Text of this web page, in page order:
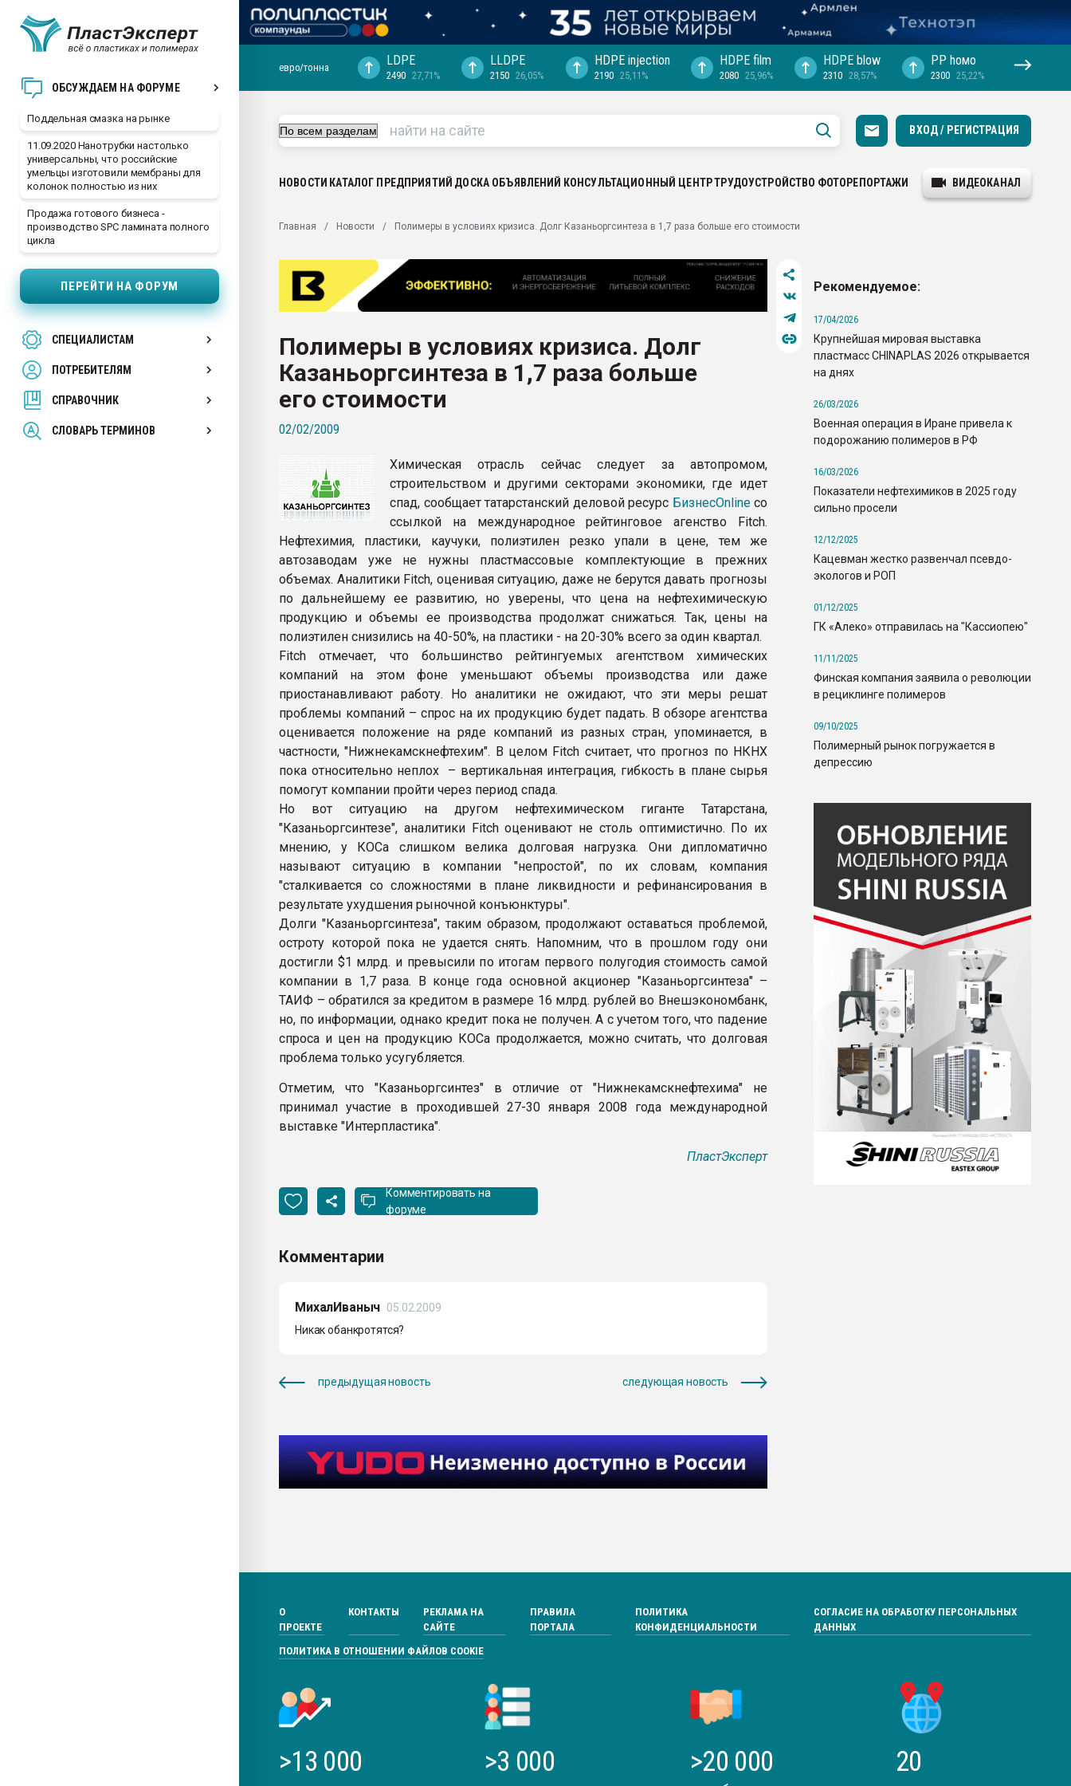
ОБСУЖДАЕМ НА ФОРУМЕ
Поддельная смазка на рынке
11.09.2020 Нанотрубки настолько
универсальны, что российские
умельцы изготовили мембраны для
колонок полностью из них
Продажа готового бизнеса -
производство SPC ламината полного
цикла
ПЕРЕЙТИ НА ФОРУМ
СПЕЦИАЛИСТАМ
ПОТРЕБИТЕЛЯМ
СПРАВОЧНИК
СЛОВАРЬ ТЕРМИНОВ
ближайшее подмосковье, с.-в.
Подмосковье, Москва
первый план в переработке
28.07.2026 "Технониколь" довольна
Всё, что касается выдува ПЭТ
Материал поверхности пуансона для
Продам отходы Композиция
поликарбоната и АБС-пластика
Armaloy PC/ABS-1IM черный цвет
евро/тонна LDPE
2490 27,71%
LLDPE
2150 26,05%
HDPE injection
2190 25,11%
HDPE film
2080 25,96%
HDPE blow
2310 28,57%
PP hомо
2300 25,22%
ВХОД / РЕГИСТРАЦИЯ
НОВОСТИ КАТАЛОГ ПРЕДПРИЯТИЙ ДОСКА ОБЪЯВЛЕНИЙ КОНСУЛЬТАЦИОННЫЙ ЦЕНТРТРУДОУСТРОЙСТВО ФОТОРЕПОРТАЖИ ВИДЕОКАНАЛ
Главная Новости Полимеры в условиях кризиса. Долг Казаньоргсинтеза в 1,7 раза больше его стоимости
Полимеры в условиях кризиса. Долг
Казаньоргсинтеза в 1,7 раза больше
его стоимости
02/02/2009
Химическая отрасль сейчас следует за автопромом,
строительством и другими секторами экономики, где идет
спад, сообщает татарстанский деловой ресурс БизнесOnlineсо
ссылкой на международное рейтинговое агенство Fitch.
Нефтехимия, пластики, каучуки, полиэтилен резко упали в цене, тем же
автозаводам уже не нужны пластмассовые комплектующие в прежних
объемах. Аналитики Fitch, оценивая ситуацию, даже не берутся давать прогнозы
по дальнейшему ее развитию, но уверены, что цена на нефтехимическую
продукцию и объемы ее производства продолжат снижаться. Так, цены на
полиэтилен снизились на 40-50%, на пластики - на 20-30% всего за один квартал.
Fitch отмечает, что большинство рейтингуемых агентством химических
компаний на этом фоне уменьшают объемы производства или даже
приостанавливают работу. Но аналитики не ожидают, что эти меры решат
проблемы компаний – спрос на их продукцию будет падать. В обзоре агентства
оценивается положение на ряде компаний из разных стран, упоминается, в
частности, "Нижнекамскнефтехим". В целом Fitch считает, что прогноз по НКНХ
пока относительно неплох – вертикальная интеграция, гибкость в плане сырья
помогут компании пройти через период спада.
Но вот ситуацию на другом нефтехимическом гиганте Татарстана,
"Казаньоргсинтезе", аналитики Fitch оценивают не столь оптимистично. По их
мнению, у КОСа слишком велика долговая нагрузка. Они дипломатично
называют ситуацию в компании "непростой", по их словам, компания
"сталкивается со сложностями в плане ликвидности и рефинансирования в
результате ухудшения рыночной конъюнктуры".
Долги "Казаньоргсинтеза", таким образом, продолжают оставаться проблемой,
остроту которой пока не удается снять. Напомним, что в прошлом году они
достигли $1 млрд. и превысили по итогам первого полугодия стоимость самой
компании в 1,7 раза. В конце года основной акционер "Казаньоргсинтеза" –
ТАИФ – обратился за кредитом в размере 16 млрд. рублей во Внешэкономбанк,
но, по информации, однако кредит пока не получен. А с учетом того, что падение
спроса и цен на продукцию КОСа продолжается, можно считать, что долговая
проблема только усугубляется.
Отметим, что "Казаньоргсинтез" в отличие от "Нижнекамскнефтехима" не
принимал участие в проходившей 27-30 января 2008 года международной
выставке "Интерпластика".
ПластЭксперт
Комментировать на
форуме
Комментарии
МихалИваныч 05.02.2009
Никак обанкротятся?
предыдущая новость следующая новость
Рекомендуемое:
17/04/2026
Крупнейшая мировая выставка
пластмасс CHINAPLAS 2026 открывается
на днях
26/03/2026
Военная операция в Иране привела к
подорожанию полимеров в РФ
16/03/2026
Показатели нефтехимиков в 2025 году
сильно просели
12/12/2025
Кацевман жестко развенчал псевдо-
экологов и РОП
01/12/2025
ГК «Алеко» отправилась на "Кассиопею"
11/11/2025
Финская компания заявила о революции
в рециклинге полимеров
09/10/2025
Полимерный рынок погружается в
депрессию
О
ПРОЕКТЕ
КОНТАКТЫ
РЕКЛАМА НА
САЙТЕ
ПРАВИЛА
ПОРТАЛА
ПОЛИТИКА
КОНФИДЕНЦИАЛЬНОСТИ
СОГЛАСИЕ НА ОБРАБОТКУ ПЕРСОНАЛЬНЫХ
ДАННЫХ
ПОЛИТИКА В ОТНОШЕНИИ ФАЙЛОВ COOKIE
>13 000 >3 000 >20 000 20